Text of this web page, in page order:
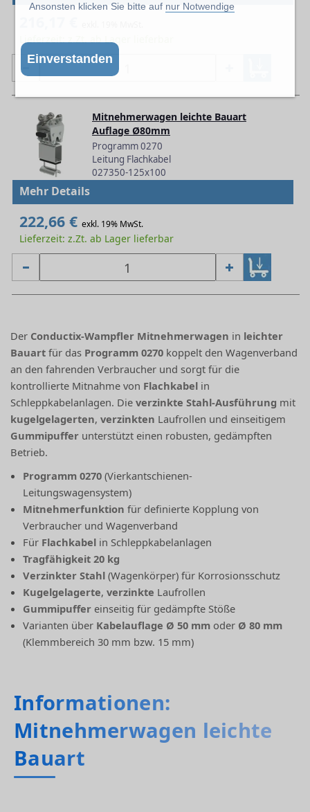
Ansonsten klicken Sie bitte auf nur Notwendige
Einverstanden
Lieferzeit: z.Zt. ab Lager lieferbar
Mitnehmerwagen leichte Bauart
Auflage Ø80mm
Programm 0270
Leitung Flachkabel
027350-125x100
Mehr Details
222,66 € exkl. 19% MwSt.
Lieferzeit: z.Zt. ab Lager lieferbar
Der Conductix-Wampfler Mitnehmerwagen in leichter
Bauart für das Programm 0270 koppelt den Wagenverband
an den fahrenden Verbraucher und sorgt für die
kontrollierte Mitnahme von Flachkabel in
Schleppkabelanlagen. Dieverzinkte Stahl-Ausführung mit
kugelgelagerten,verzinkten Laufrollen und einseitigem
Gummipuffer unterstützt einen robusten, gedämpften
Betrieb.
Programm 0270 (Vierkantschienen-
Leitungswagensystem)
Mitnehmerfunktion für definierte Kopplung von
Verbraucher und Wagenverband
Für Flachkabel in Schleppkabelanlagen
Tragfähigkeit 20 kg
Verzinkter Stahl (Wagenkörper) für Korrosionsschutz
Kugelgelagerte,verzinkte Laufrollen
Gummipuffer einseitig für gedämpfte Stöße
Varianten über Kabelauflage Ø 50 mm oder Ø 80 mm
(Klemmbereich 30 mm bzw. 15 mm)
Informationen:
Mitnehmerwagen leichte
Bauart